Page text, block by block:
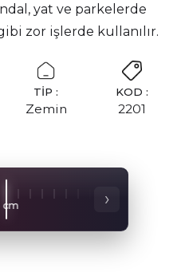
yat ve parkelerde
zor işlerde kullanılır.
TİP :
Zemin
KOD :
2201
cm 10 cm
›